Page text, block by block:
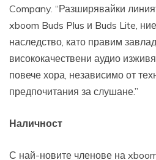
Company. “Разширявайки
xboom Buds Plus и Buds Lite,
наследство, като правим
висококачествени аудио
повече хора, независимо от
предпочитания за слушане.”
Наличност
С най-новите членове на